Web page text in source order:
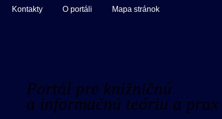
Portál pre knižničnú
a informačnú teóriu a prax
Kontakty O portáli Mapa stránok